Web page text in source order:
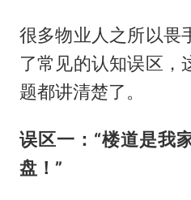
很多物业人之所以畏
了常见的认知误区，
题都讲清楚了。
误区一：“楼道是我
盘！”